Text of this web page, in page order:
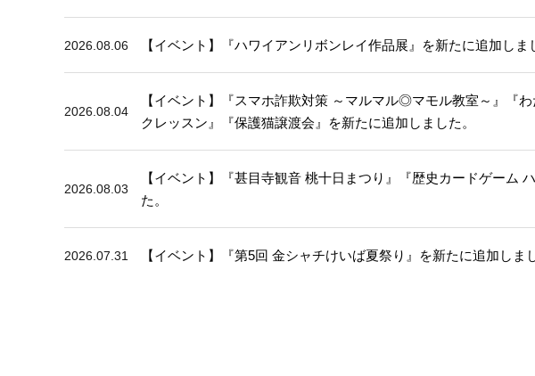
2026.08.06 【イベント】『ハワイアンリボンレイ作品展』を新たに追加しま
2026.08.04
【イベント】『スマホ詐欺対策 ～マルマル◎マモル教室～』『
クレッスン』『保護猫譲渡会』を新たに追加しました。
2026.08.03
【イベント】『甚目寺観音 桃十日まつり』『歴史カードゲーム
た。
2026.07.31 【イベント】『第5回 金シャチけいば夏祭り』を新たに追加しま